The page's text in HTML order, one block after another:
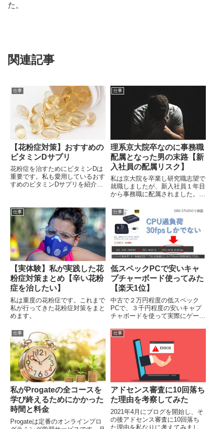
た。
関連記事
仕事
【花粉症対策】おすすめの
ビタミンDサプリ
花粉症を治すためにビタミンDは
重要です。私も愛用しているおす
すめのビタミンDサプリを紹介し
仕事
理系京大院卒なのに事務職
配属となった男の末路【新
入社員の配属リスク】
私は京大院を卒業し研究職志望で
就職しましたが、新入社員１年目
から事務職に配属されました。企
されないリスクも考えておく必要
があります。もしも希望の部署に
配属されなかった時の対策も考え
ておきましょう。
仕事
【実体験】私が実践した花
粉症対策まとめ【辛い花粉
症を治したい】
私は重度の花粉症です。これまで
私が行ってきた花粉症対策をまと
めます。
仕事
低スペックPCで安いキャ
プチャーボード使ってみた
【楽天1位】
中古で２万円程度の低スペック
PCで、３千円程度の安いキャプ
チャボードを使って実際にゲーム
ます。低スペックPCを使う場
合、キャプチャーボードの選定は
非常に重要です。キャプチャーボ
ードの価格はピンキリですが、低
スペックPCを使う場合はどの程
度のキャプチャーボードが必要で
しょうか？はたまた新しいPCを
買い替えるべきでしょうか？解説
していきます。
仕事
私がProgateの全コースを
学び終えるためにかかった
時間と料金
Progateは定番のオンラインプロ
仕事
アドセンス審査に10回落ち
た理由を考察してみた
2021年4月にブログを開始し、そ
の後アドセンス審査に10回落ち
た理由を私なりに考えてみまし